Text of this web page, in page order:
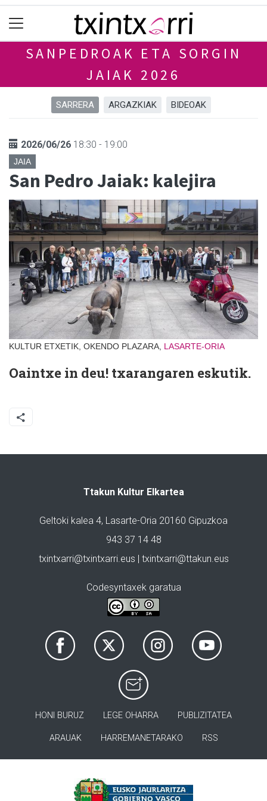
SANPEDROAK ETA SORGIN
JAIAK 2026
SARRERA ARGAZKIAK BIDEOAK
2026/06/26 18:30 - 19:00
JAIA
San Pedro Jaiak: kalejira
KULTUR ETXETIK, OKENDO PLAZARA, LASARTE-ORIA
Oaintxe in deu! txarangaren eskutik.
Ttakun Kultur Elkartea
Geltoki kalea 4, Lasarte-Oria 20160 Gipuzkoa
943 37 14 48
txintxarri@txintxarri.eus | txintxarri@ttakun.eus
Codesyntaxek garatua
HONI BURUZ LEGE OHARRA PUBLIZITATEA
ARAUAK HARREMANETARAKO RSS